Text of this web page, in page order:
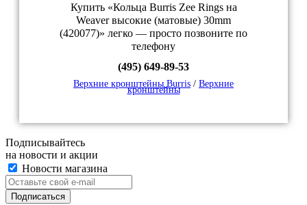
Купить «Кольца Burris Zee Rings на
Weaver высокие (матовые) 30mm
(420077)» легко — просто позвоните по
телефону
(495) 649-89-53
Верхние кронштейны Burris / Верхние
кронштейны
Подписывайтесь
на новости и акции
Новости магазина